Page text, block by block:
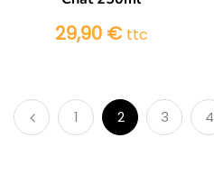
29,90 € ttc
1 2 3 4